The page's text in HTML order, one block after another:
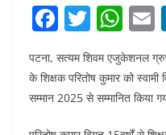
F
c
e
T
itt
er
W
h
at
s
A
l
पटना, सत्यम शिवम एजुकेशनल
के शिक्षक परितोष कुमार को स्वामी
सम्मान 2025 से सम्मानित किया